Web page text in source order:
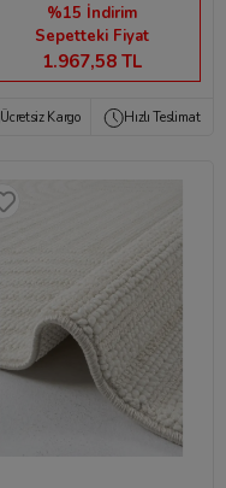
%15 İndirim
Sepetteki Fiyat
1.967,58 TL
Ücretsiz Kargo Hızlı Teslimat